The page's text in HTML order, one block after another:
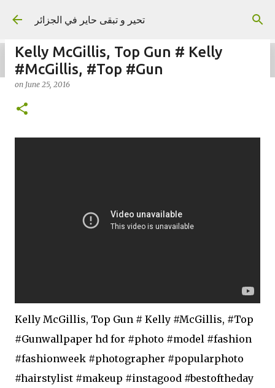
Skip to main content
تحير و تبقى حاير في الجزائر
on
‪‪Kelly McGillis‬, ‪Top Gun ‬‬# ‪‪Kelly
#McGillis‬, ‪#Top #Gun‬‬
on June 25, 2016
Kelly McGillis‬, ‪Top Gun ‬‬# ‪‪Kelly #McGillis‬, ‪#Top
#Gun‬‬wallpaper hd for #photo #model #fashion
#fashionweek #photographer #popularphoto
#hairstylist #makeup #instagood #bestoftheday